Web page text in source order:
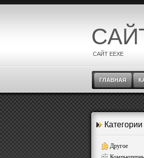
САЙТ EEXE
ГЛАВНАЯ
Другое